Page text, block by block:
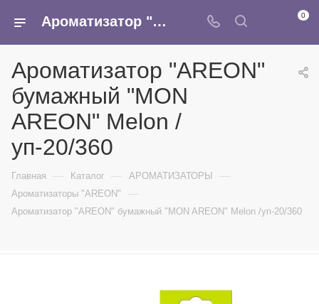
Ароматизатор "AREON" бумажный "MON AREON" Melon /уп-20/360 - купить в интернет-магазине Армина 0
Ароматизатор "AREON"
бумажный "MON
AREON" Melon /
уп-20/360
Главная — Каталог — АРОМАТИЗАТОРЫ —
Ароматизаторы "AREON" —
Ароматизатор "AREON" бумажный "MON AREON" Melon /уп-20/360